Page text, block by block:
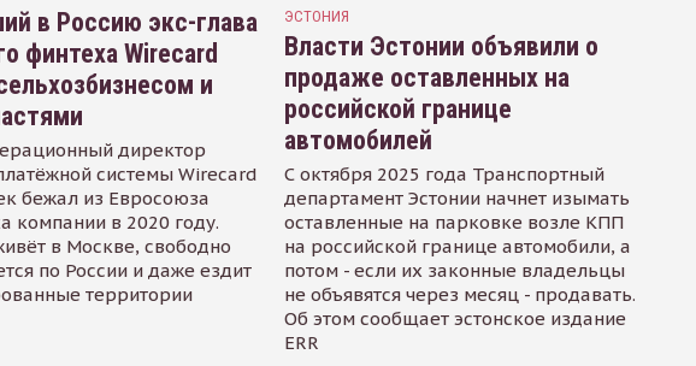
в Россию экс-глава
финтеха Wirecard
и
директор
системы Wirecard
бежал из Евросоюза
компании в 2020 году.
в Москве, свободно
по России и даже ездит
территории
ЭСТОНИЯ
Власти Эстонии объявили о
продаже оставленных на
российской границе
автомобилей
С октября 2025 года Транспортный
департамент Эстонии начнет изымать
оставленные на парковке возле КПП
на российской границе автомобили, а
потом - если их законные владельцы
не объявятся через месяц - продавать.
Об этом сообщает эстонское издание
ERR